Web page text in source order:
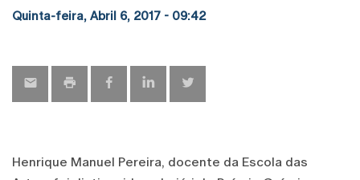
Quinta-feira, Abril 6, 2017 - 09:42
Henrique Manuel Pereira, docente da Escola das